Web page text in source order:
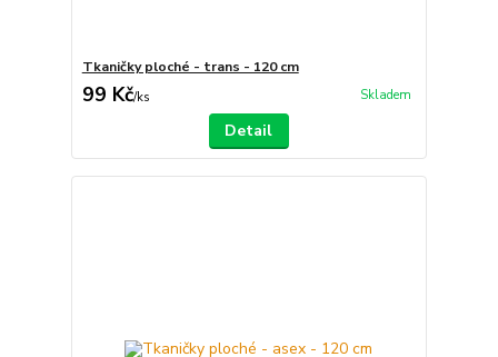
Tkaničky ploché - trans - 120 cm
99 Kč/ks Skladem
Detail